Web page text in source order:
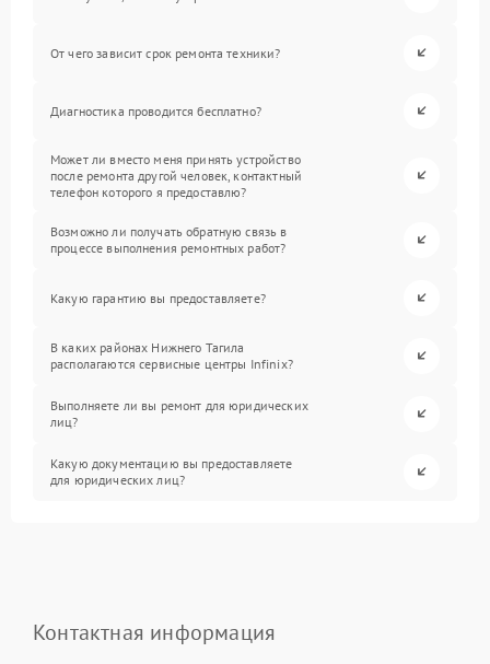
От чего зависит срок ремонта техники?
Диагностика проводится бесплатно?
Может ли вместо меня принять устройство
после ремонта другой человек, контактный
телефон которого я предоставлю?
Возможно ли получать обратную связь в
процессе выполнения ремонтных работ?
Какую гарантию вы предоставляете?
В каких районах Нижнего Тагила
располагаются сервисные центры Infinix?
Выполняете ли вы ремонт для юридических
лиц?
Какую документацию вы предоставляете
для юридических лиц?
Контактная информация